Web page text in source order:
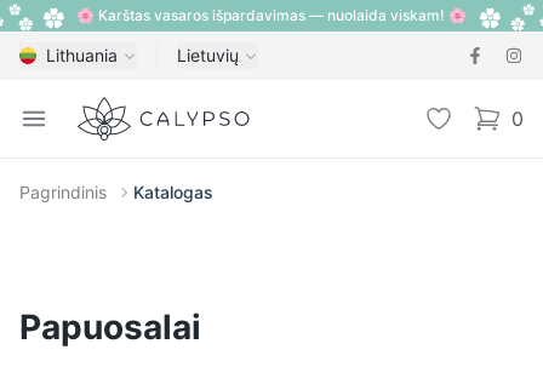
🌸 Karštas vasaros išpardavimas — nuolaida viskam! 🌸
Lithuania Lietuvių
Open menu
Calypso 0
items
Pagrindinis Katalogas
Papuosalai